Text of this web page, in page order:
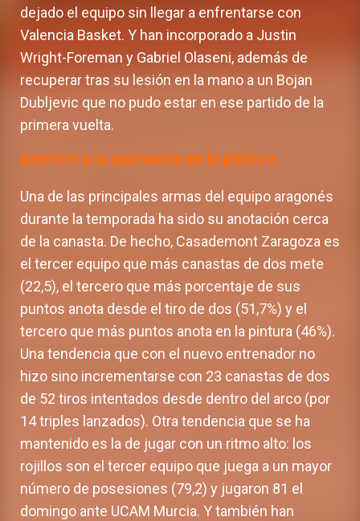
dejado el equipo sin llegar a enfrentarse con
Valencia Basket. Y han incorporado a Justin
Wright-Foreman y Gabriel Olaseni, además de
recuperar tras su lesión en la mano a un Bojan
Dubljevic que no pudo estar en ese partido de la
primera vuelta.
Atentos a la anotación en la pintura
Una de las principales armas del equipo aragonés
durante la temporada ha sido su anotación cerca
de la canasta. De hecho, Casademont Zaragoza es
el tercer equipo que más canastas de dos mete
(22,5), el tercero que más porcentaje de sus
puntos anota desde el tiro de dos (51,7%) y el
tercero que más puntos anota en la pintura (46%).
Una tendencia que con el nuevo entrenador no
hizo sino incrementarse con 23 canastas de dos
de 52 tiros intentados desde dentro del arco (por
14 triples lanzados). Otra tendencia que se ha
mantenido es la de jugar con un ritmo alto: los
rojillos son el tercer equipo que juega a un mayor
número de posesiones (79,2) y jugaron 81 el
domingo ante UCAM Murcia. Y también han